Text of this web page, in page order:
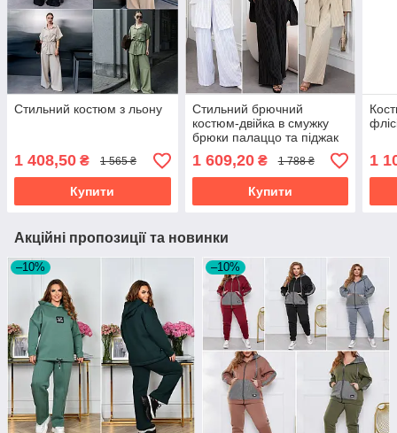
Стильний костюм з льону
1 408,50 ₴ 1 565 ₴
Купити
Стильний брючний
костюм-двійка в смужку
брюки палаццо та піджак
розміри батал
1 609,20₴ 1 788 ₴
Купити
1
Акційні пропозиції та новинки
–10% –10%